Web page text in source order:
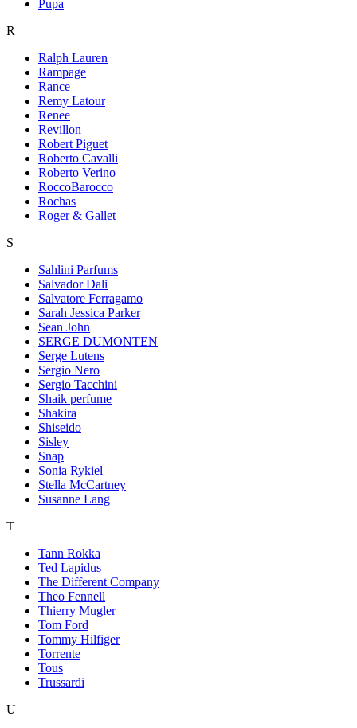
Pupa
R
Ralph Lauren
Rampage
Rance
Remy Latour
Renee
Revillon
Robert Piguet
Roberto Cavalli
Roberto Verino
RoccoBarocco
Rochas
Roger & Gallet
S
Sahlini Parfums
Salvador Dali
Salvatore Ferragamo
Sarah Jessica Parker
Sean John
SERGE DUMONTEN
Serge Lutens
Sergio Nero
Sergio Tacchini
Shaik perfume
Shakira
Shiseido
Sisley
Snap
Sonia Rykiel
Stella McCartney
Susanne Lang
T
Tann Rokka
Ted Lapidus
The Different Company
Theo Fennell
Thierry Mugler
Tom Ford
Tommy Hilfiger
Torrente
Tous
Trussardi
U